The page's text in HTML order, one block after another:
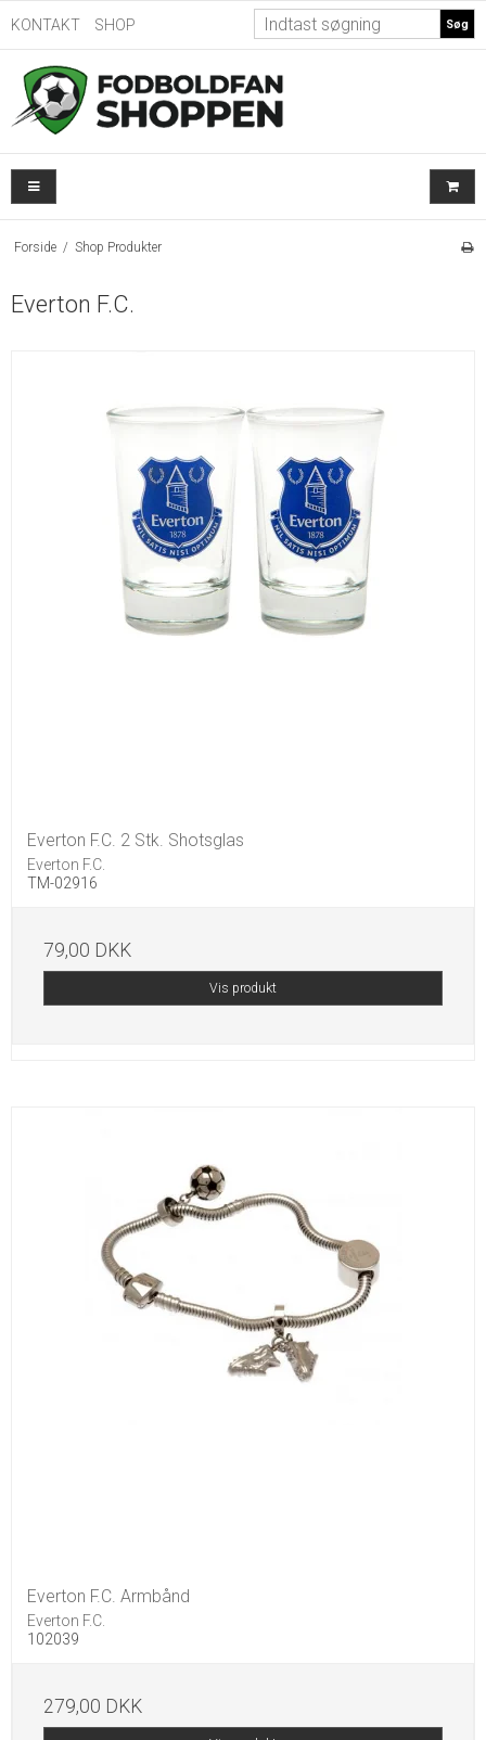
KONTAKT SHOP Søg
Forside / Shop Produkter
Everton F.C.
Everton F.C. 2 Stk. Shotsglas
Everton F.C.
TM-02916
79,00 DKK
Vis produkt
Everton F.C. Armbånd
Everton F.C.
102039
279,00 DKK